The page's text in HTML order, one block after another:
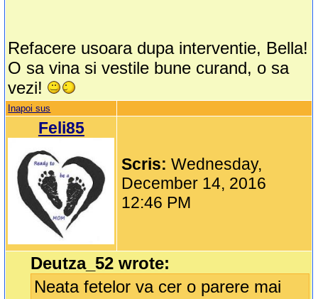
Refacere usoara dupa interventie, Bella!
O sa vina si vestile bune curand, o sa
vezi!
Inapoi sus
Feli85
Scris:Wednesday,
December 14, 2016
12:46 PM
Deutza_52 wrote:
Neata fetelor va cer o parere mai